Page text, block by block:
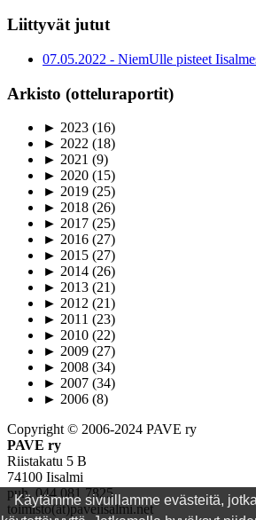
Liittyvät jutut
07.05.2022 - NiemUlle pisteet
Arkisto (otteluraportit)
► 2023 (16)
► 2022 (18)
► 2021 (9)
► 2020 (15)
► 2019 (25)
► 2018 (26)
► 2017 (25)
► 2016 (27)
► 2015 (27)
► 2014 (26)
► 2013 (21)
► 2012 (21)
► 2011 (23)
► 2010 (22)
► 2009 (27)
► 2008 (34)
► 2007 (34)
► 2006 (8)
Copyright © 2006-2024 PAVE ry
PAVE ry
Riistakatu 5 B
74100 Iisalmi
puh. 044 081 7825
toimisto(ät)paveiisalmi.net
Käytämme sivuillamme evästeitä,